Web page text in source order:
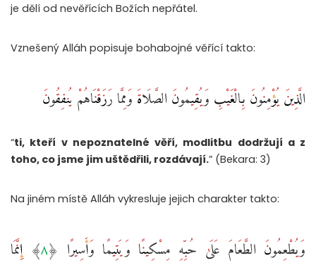
je dělí od nevěřících Božích nepřátel.
Vznešený Alláh popisuje bohabojné věřící takto:
الَّذِينَ يُؤْمِنُونَ بِالْغَيْبِ وَيُقِيمُونَ الصَّلَاةَ وَمِمَّا رَزَقْنَاهُمْ يُنفِقُونَ ‎
“ti, kteří v nepoznatelné věří, modlitbu dodržují a z
toho, co jsme jim uštědřili, rozdávají.” (Bekara: 3)
Na jiném místě Alláh vykresluje jejich charakter takto:
وَيُطْعِمُونَ الطَّعَامَ عَلَىٰ حُبِّهِ مِسْكِينًا وَيَتِيمًا وَأَسِيرًا ‎﴿٨﴾‏ إِنَّمَا